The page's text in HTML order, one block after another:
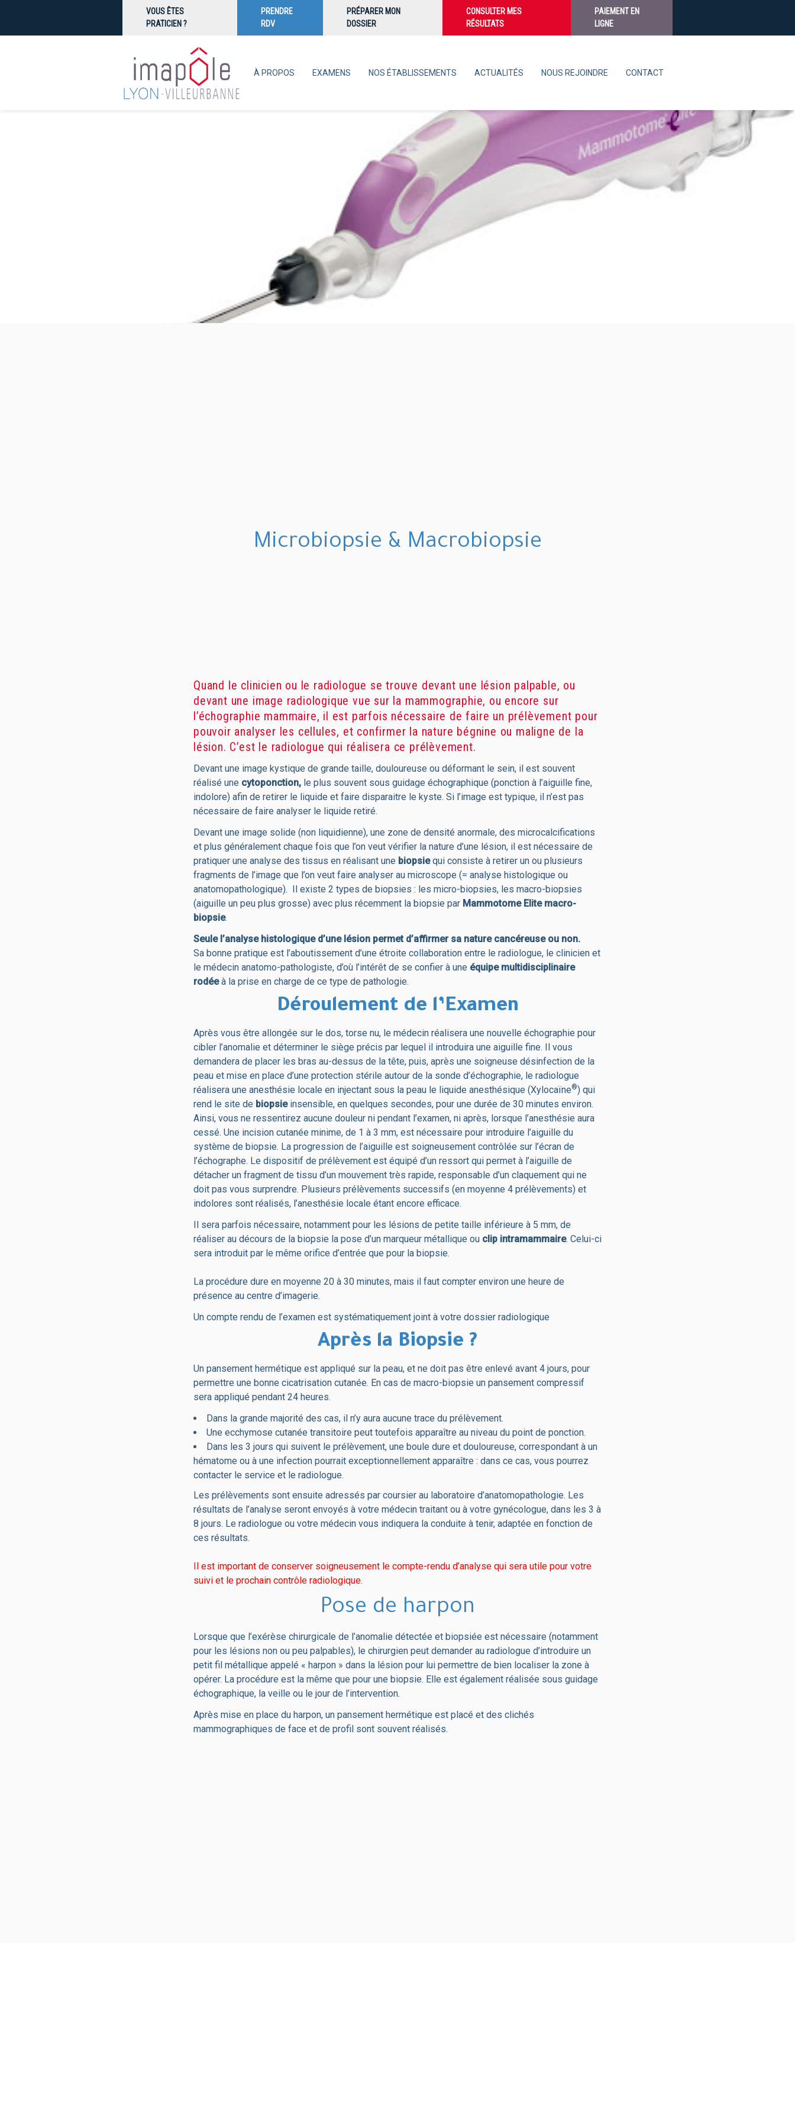
VOUS ÊTES
PRATICIEN ?
PRENDRE
RDV
PRÉPARER MON
DOSSIER
CONSULTER MES
RÉSULTATS
PAIEMENT EN
LIGNE
À PROPOS EXAMENS NOS ÉTABLISSEMENTS ACTUALITÉS NOUS REJOINDRE CONTACT
Microbiopsie & Macrobiopsie
Quand le clinicien ou le radiologue se trouve devant une lésion palpable, ou
devant une image radiologique vue sur la mammographie, ou encore sur
l’échographie mammaire, il est parfois nécessaire de faire un prélèvement pour
pouvoir analyser les cellules, et confirmer la nature bégnine ou maligne de la
lésion. C’est le radiologue qui réalisera ce prélèvement.
Devant une image kystique de grande taille, douloureuse ou déformant le sein, il est souvent
réalisé une cytoponction, le plus souvent sous guidage échographique (ponction à l’aiguille fine,
indolore) afin de retirer le liquide et faire disparaitre le kyste. Si l’image est typique, il n’est pas
nécessaire de faire analyser le liquide retiré.
Devant une image solide (non liquidienne), une zone de densité anormale, des microcalcifications
et plus généralement chaque fois que l’on veut vérifier la nature d’une lésion, il est nécessaire de
pratiquer une analyse des tissus en réalisant une biopsiequi consiste à retirer un ou plusieurs
fragments de l’image que l’on veut faire analyser au microscope (= analyse histologique ou
anatomopathologique). Il existe 2 types de biopsies : les micro-biopsies, les macro-biopsies
(aiguille un peu plus grosse) avec plus récemment la biopsie par Mammotome Elite macro-
biopsie.
Seule l’analyse histologique d’une lésion permet d’affirmer sa nature cancéreuse ou non.
Sa bonne pratique est l’aboutissement d’une étroite collaboration entre le radiologue, le clinicien et
le médecin anatomo-pathologiste, d’où l’intérêt de se confier à une équipe multidisciplinaire
rodéeà la prise en charge de ce type de pathologie.
Déroulement de l’Examen
Après vous être allongée sur le dos, torse nu, le médecin réalisera une nouvelle échographie pour
cibler l’anomalie et déterminer le siège précis par lequel il introduira une aiguille fine. Il vous
demandera de placer les bras au-dessus de la tête, puis, après une soigneuse désinfection de la
peau et mise en place d’une protection stérile autour de la sonde d’échographie, le radiologue
réalisera une anesthésie locale en injectant sous la peau le liquide anesthésique (Xylocaïne®) qui
rend le site de biopsie insensible, en quelques secondes, pour une durée de 30 minutes environ.
Ainsi, vous ne ressentirez aucune douleur ni pendant l’examen, ni après, lorsque l’anesthésie aura
cessé. Une incision cutanée minime, de 1 à 3 mm, est nécessaire pour introduire l’aiguille du
système de biopsie. La progression de l’aiguille est soigneusement contrôlée sur l’écran de
l’échographe. Le dispositif de prélèvement est équipé d’un ressort qui permet à l’aiguille de
détacher un fragment de tissu d’un mouvement très rapide, responsable d’un claquement qui ne
doit pas vous surprendre. Plusieurs prélèvements successifs (en moyenne 4 prélèvements) et
indolores sont réalisés, l’anesthésie locale étant encore efficace.
Il sera parfois nécessaire, notamment pour les lésions de petite taille inférieure à 5 mm, de
réaliser au décours de la biopsie la pose d’un marqueur métallique ou clip intramammaire. Celui-ci
sera introduit par le même orifice d’entrée que pour la biopsie.
La procédure dure en moyenne 20 à 30 minutes, mais il faut compter environ une heure de
présence au centre d’imagerie.
Un compte rendu de l’examen est systématiquement joint à votre dossier radiologique
Après la Biopsie ?
Un pansement hermétique est appliqué sur la peau, et ne doit pas être enlevé avant 4 jours, pour
permettre une bonne cicatrisation cutanée. En cas de macro-biopsie un pansement compressif
sera appliqué pendant 24 heures.
Dans la grande majorité des cas, il n’y aura aucune trace du prélèvement.
Une ecchymose cutanée transitoire peut toutefois apparaître au niveau du point de ponction.
Dans les 3 jours qui suivent le prélèvement, une boule dure et douloureuse, correspondant à un
hématome ou à une infection pourrait exceptionnellement apparaître : dans ce cas, vous pourrez
contacter le service et le radiologue.
Les prélèvements sont ensuite adressés par coursier au laboratoire d’anatomopathologie. Les
résultats de l’analyse seront envoyés à votre médecin traitant ou à votre gynécologue, dans les 3 à
8 jours. Le radiologue ou votre médecin vous indiquera la conduite à tenir, adaptée en fonction de
ces résultats.
Il est important de conserver soigneusement le compte-rendu d’analyse qui sera utile pour votre
suivi et le prochain contrôle radiologique.
Pose de harpon
Lorsque que l’exérèse chirurgicale de l’anomalie détectée et biopsiée est nécessaire (notamment
pour les lésions non ou peu palpables), le chirurgien peut demander au radiologue d’introduire un
petit fil métallique appelé « harpon » dans la lésion pour lui permettre de bien localiser la zone à
opérer. La procédure est la même que pour une biopsie. Elle est également réalisée sous guidage
échographique, la veille ou le jour de l’intervention.
Après mise en place du harpon, un pansement hermétique est placé et des clichés
mammographiques de face et de profil sont souvent réalisés.